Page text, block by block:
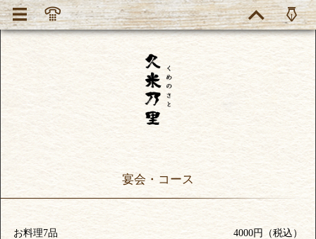
宴会・コース
お料理7品
4000円（税込）